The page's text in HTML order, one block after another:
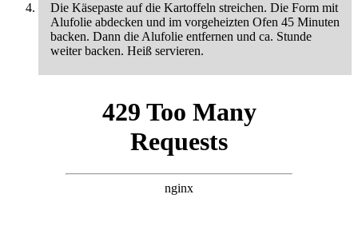
Die Käsepaste auf die Kartoffeln streichen. Die Form mit
Alufolie abdecken und im vorgeheizten Ofen 45 Minuten
backen. Dann die Alufolie entfernen und ca. Stunde
weiter backen. Heiß servieren.